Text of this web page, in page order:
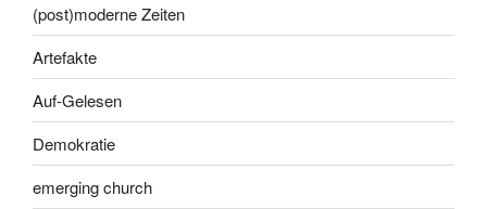
(post)moderne Zeiten
Artefakte
Auf-Gelesen
Demokratie
emerging church